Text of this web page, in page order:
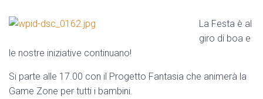
La Festa è al
giro di boa e
le nostre iniziative continuano!
Si parte alle 17.00 con il Progetto Fantasia che animerà la
Game Zone per tutti i bambini.